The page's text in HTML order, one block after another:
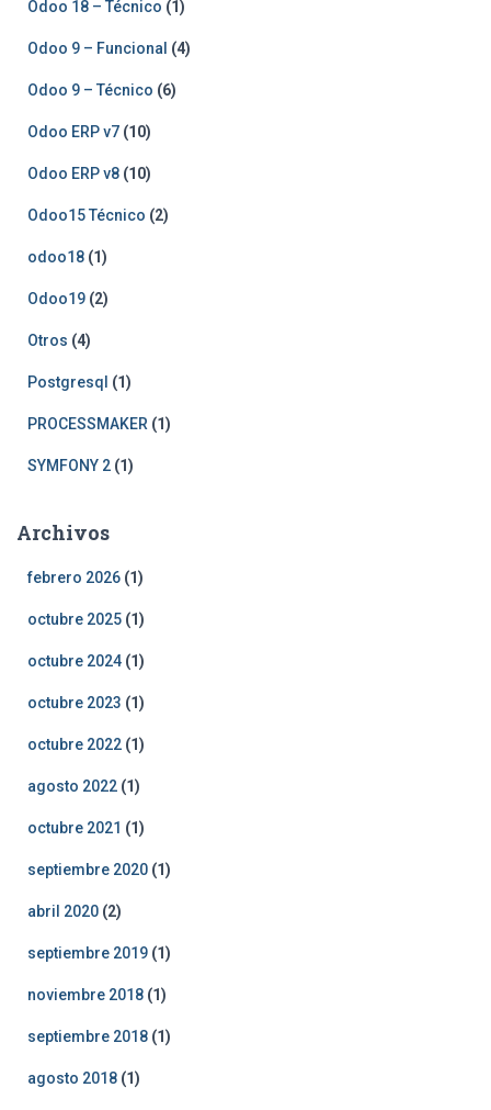
Odoo 18 – Técnico (1)
Odoo 9 – Funcional (4)
Odoo 9 – Técnico (6)
Odoo ERP v7 (10)
Odoo ERP v8 (10)
Odoo15 Técnico (2)
odoo18 (1)
Odoo19 (2)
Otros (4)
Postgresql (1)
PROCESSMAKER (1)
SYMFONY 2 (1)
Archivos
febrero 2026 (1)
octubre 2025 (1)
octubre 2024 (1)
octubre 2023 (1)
octubre 2022 (1)
agosto 2022 (1)
octubre 2021 (1)
septiembre 2020 (1)
abril 2020 (2)
septiembre 2019 (1)
noviembre 2018 (1)
septiembre 2018 (1)
agosto 2018 (1)